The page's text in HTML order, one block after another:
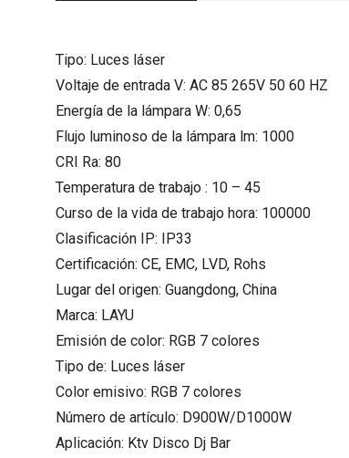
Tipo: Luces láser
Voltaje de entrada V: AC 85 265V 50 60 HZ
Energía de la lámpara W: 0,65
Flujo luminoso de la lámpara lm: 1000
CRI Ra: 80
Temperatura de trabajo : 10 – 45
Curso de la vida de trabajo hora: 100000
Clasificación IP: IP33
Certificación: CE, EMC, LVD, Rohs
Lugar del origen: Guangdong, China
Marca: LAYU
Emisión de color: RGB 7 colores
Tipo de: Luces láser
Color emisivo: RGB 7 colores
Número de artículo: D900W/D1000W
Aplicación: Ktv Disco Dj Bar